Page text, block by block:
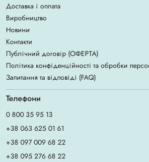
Доставка і оплата
Виробництво
Новини
Контакти
Публічний договір (ОФЕРТА)
Політика конфіденційності та обробки
Запитання та відповіді (FAQ)
Телефони
0 800 35 95 13
+38 063 625 01 61
+38 097 009 68 22
+38 095 276 68 22